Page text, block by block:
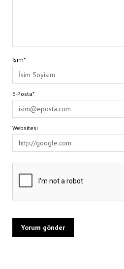
İsim*
E-Posta*
Websitesi